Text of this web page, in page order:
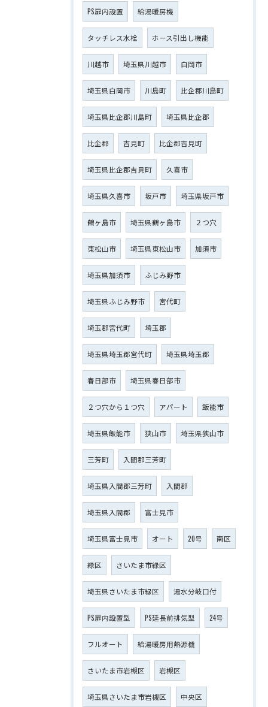
PS扉内設置 給湯暖房機
タッチレス水栓 ホース引出し機能
川越市 埼玉県川越市 白岡市
埼玉県白岡市 川島町 比企郡川島町
埼玉県比企郡川島町 埼玉県比企郡
比企郡 吉見町 比企郡吉見町
埼玉県比企郡吉見町 久喜市
埼玉県久喜市 坂戸市 埼玉県坂戸市
鶴ヶ島市 埼玉県鶴ヶ島市 ２つ穴
東松山市 埼玉県東松山市 加須市
埼玉県加須市 ふじみ野市
埼玉県ふじみ野市 宮代町
埼玉郡宮代町 埼玉郡
埼玉県埼玉郡宮代町 埼玉県埼玉郡
春日部市 埼玉県春日部市
２つ穴から１つ穴 アパート 飯能市
埼玉県飯能市 狭山市 埼玉県狭山市
三芳町 入間郡三芳町
埼玉県入間郡三芳町 入間郡
埼玉県入間郡 富士見市
埼玉県富士見市 オート 20号 南区
緑区 さいたま市緑区
埼玉県さいたま市緑区 湯水分岐口付
PS扉内設置型 PS延長前排気型 24号
フルオート 給湯暖房用熱源機
さいたま市岩槻区 岩槻区
埼玉県さいたま市岩槻区 中央区